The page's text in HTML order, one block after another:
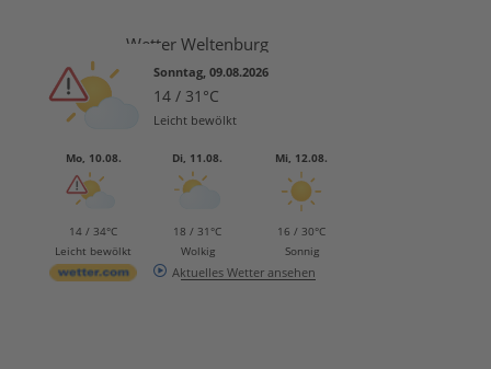
Wetter Weltenburg
Sonntag, 09.08.2026
14 / 31°C
Leicht bewölkt
Mo, 10.08.
14 / 34°C
Leicht bewölkt
Di, 11.08.
18 / 31°C
Wolkig
Mi, 12.08.
16 / 30°C
Sonnig
Aktuelles Wetter ansehen